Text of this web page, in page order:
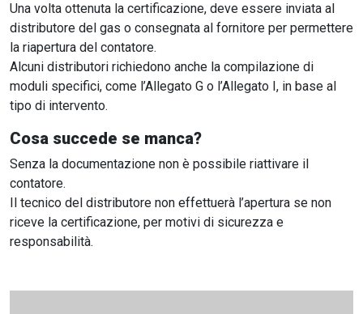
Una volta ottenuta la certificazione, deve essere inviata al
distributore del gas o consegnata al fornitore per permettere
la riapertura del contatore.
Alcuni distributori richiedono anche la compilazione di
moduli specifici, come l’Allegato G o l’Allegato I, in base al
tipo di intervento.
Cosa succede se manca?
Senza la documentazione non è possibile riattivare il
contatore.
Il tecnico del distributore non effettuerà l’apertura se non
riceve la certificazione, per motivi di sicurezza e
responsabilità.